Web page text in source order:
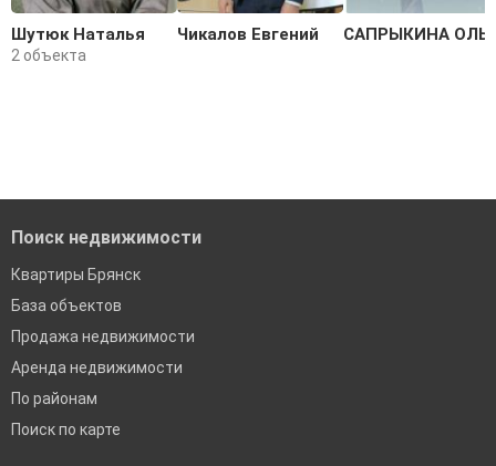
Шутюк Наталья
2 объекта
Чикалов Евгений САПРЫКИНА
Поиск недвижимости
Квартиры Брянск
База объектов
Продажа недвижимости
Аренда недвижимости
По районам
Поиск по карте